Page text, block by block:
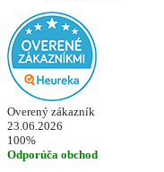
Overený zákazník
23.06.2026
100%
Odporúča obchod